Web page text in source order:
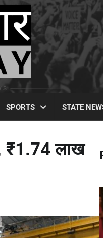
SPORTS STATE
₹1.74 लाख